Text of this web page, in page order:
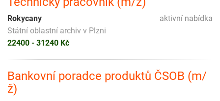
aktivní nabídka
Rokycany
Státní oblastní archiv v Plzni
22400 - 31240 Kč
Bankovní poradce produktů ČSOB (m/
ž)